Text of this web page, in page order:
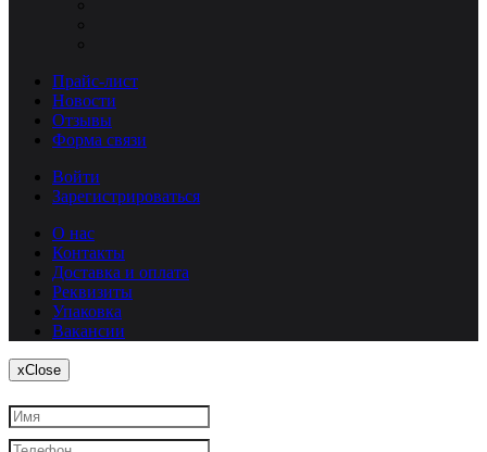
Прайс-лист
Новости
Отзывы
Форма связи
Войти
Зарегистрироваться
О нас
Контакты
Доставка и оплата
Реквизиты
Упаковка
Вакансии
xClose